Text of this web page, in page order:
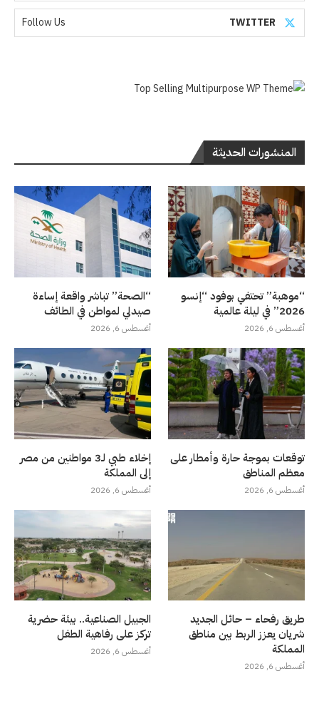
TWITTER
Follow Us
المنشورات الحديثة
“موهبة” تحتفي بوفود “إنسو
2026” في ليلة عالمية
أغسطس 6, 2026
“الصحة” تباشر واقعة إساءة
صيدلي لمواطن في الطائف
أغسطس 6, 2026
توقعات بموجة حارة وأمطار على
معظم المناطق
أغسطس 6, 2026
إخلاء طبي لـ3 مواطنين من مصر
إلى المملكة
أغسطس 6, 2026
طريق رفحاء – حائل الجديد
شريان يعزز الربط بين مناطق
المملكة
أغسطس 6, 2026
الجبيل الصناعية.. بيئة حضرية
تركز على رفاهية الطفل
أغسطس 6, 2026